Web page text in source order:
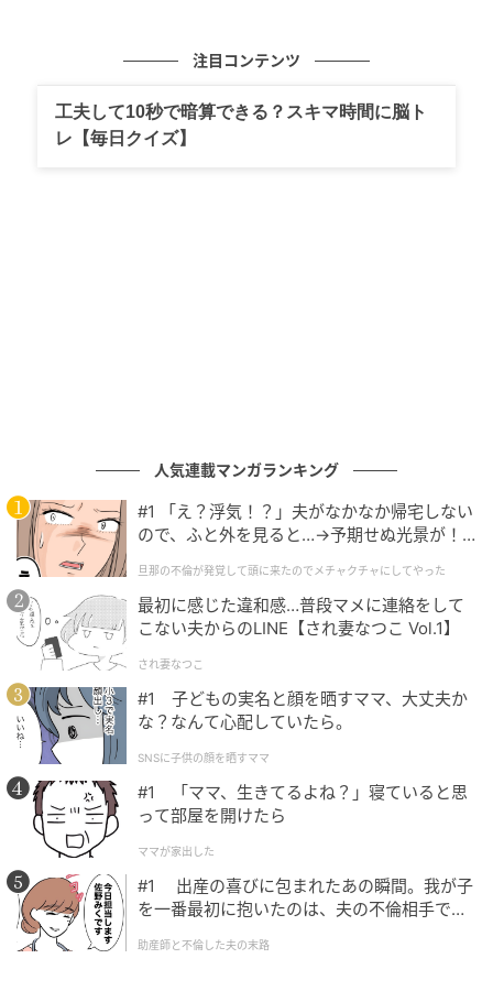
注目コンテンツ
工夫して10秒で暗算できる？スキマ時間に脳ト
レ【毎日クイズ】
人気連載マンガランキング
#1 「え？浮気！？」夫がなかなか帰宅しない
ので、ふと外を見ると…→予期せぬ光景が！
クチャにしてやった
旦那の不倫が発覚して頭に来たのでメチャクチャにしてやった
最初に感じた違和感…普段マメに連絡をして
こない夫からのLINE【され妻なつこ Vol.1】
され妻なつこ
#1 子どもの実名と顔を晒すママ、大丈夫か
な？なんて心配していたら。
SNSに子供の顔を晒すママ
#1 「ママ、生きてるよね？」寝ていると思
って部屋を開けたら
ママが家出した
#1 出産の喜びに包まれたあの瞬間。我が子
を一番最初に抱いたのは、夫の不倫相手でし
助産師と不倫した夫の末路